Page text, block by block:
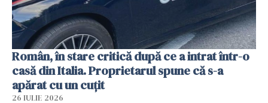
Român, în stare critică după ce a intrat într-o
casă din Italia. Proprietarul spune că s-a
apărat cu un cuțit
26 IULIE 2026